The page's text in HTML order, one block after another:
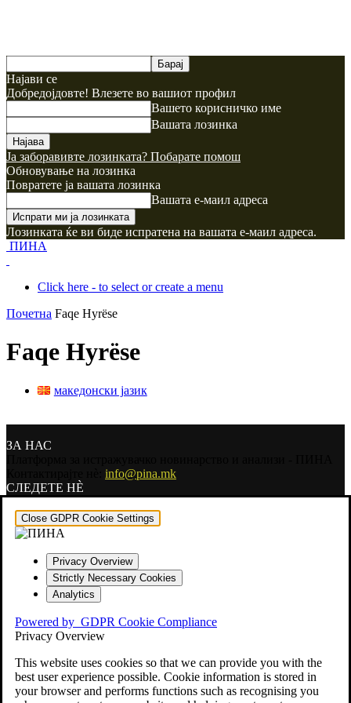
Најави се
Добредојдовте! Влезете во вашиот профил
Вашето корисничко име
Вашата лозинка
Ја заборавивте лозинката? Побарате помош
Обновување на лозинка
Повратете ја вашата лозинка
Вашата е-маил адреса
Лозинката ќе ви биде испратена на вашата е-маил адреса.
ПИНА
Click here - to select or create a menu
Почетна Faqe Hyrëse
Faqe Hyrëse
македонски јазик
ЗА НАС
info@pina.mk
СЛЕДЕТЕ НЀ
Close GDPR Cookie Settings
Privacy Overview
Strictly Necessary Cookies
Analytics
Powered by GDPR Cookie Compliance
Privacy Overview
This website uses cookies so that we can provide you with the
best user experience possible. Cookie information is stored in
your browser and performs functions such as recognising you